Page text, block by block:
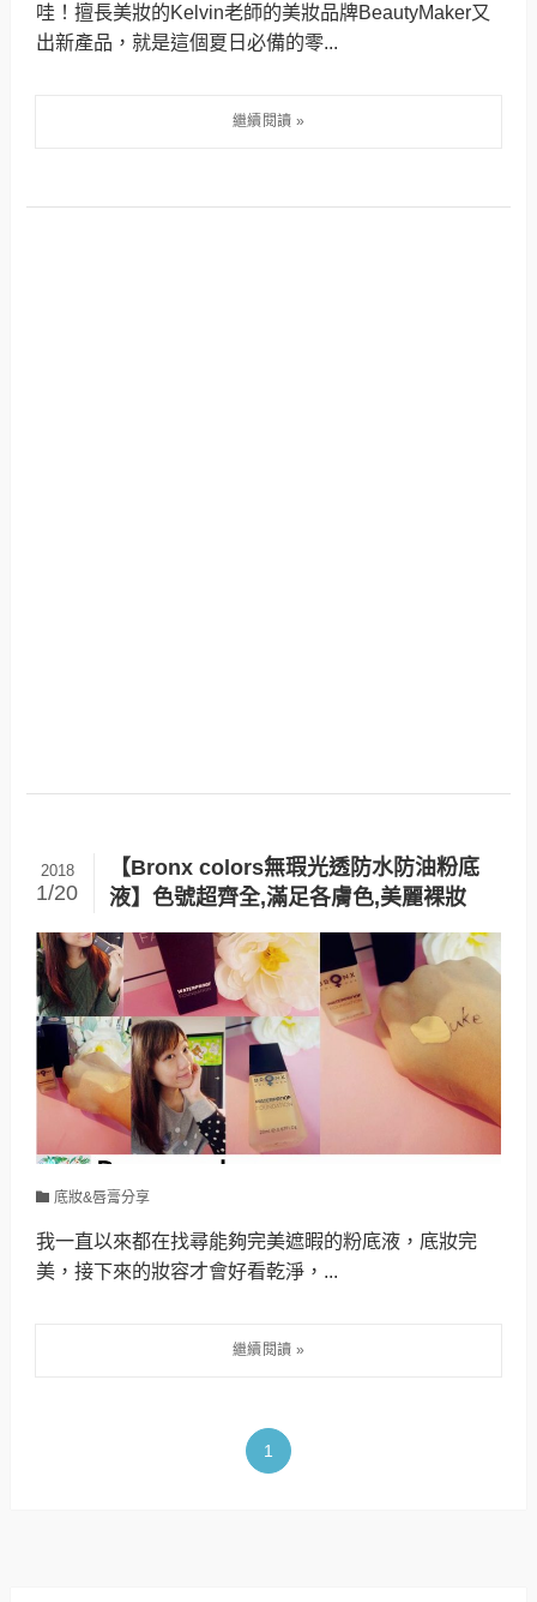
哇！擅長美妝的Kelvin老師的美妝品牌BeautyMaker又
出新產品，就是這個夏日必備的零...
【Bronx colors無瑕光透防水防油粉底
液】色號超齊全,滿足各膚色,美麗裸妝
2018
1/20
底妝&唇膏分享
我一直以來都在找尋能夠完美遮暇的粉底液，底妝完
美，接下來的妝容才會好看乾淨，...
1